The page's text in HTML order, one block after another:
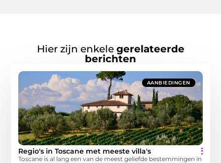
Hier zijn enkele gerelateerde
berichten
AANBIEDINGEN
Regio's in Toscane met meeste villa's
Toscane is al lang een van de meest geliefde bestemmingen in